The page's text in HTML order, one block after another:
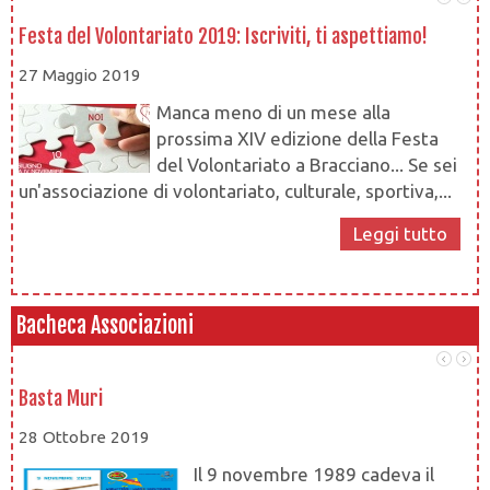
Festa del Volontariato 2019: Iscriviti, ti aspettiamo!
27 Maggio 2019
Manca meno di un mese alla
prossima XIV edizione della Festa
del Volontariato a Bracciano... Se sei
un'associazione di volontariato, culturale, sportiva,...
Leggi tutto
Bacheca Associazioni
Basta Muri
28 Ottobre 2019
Il 9 novembre 1989 cadeva il